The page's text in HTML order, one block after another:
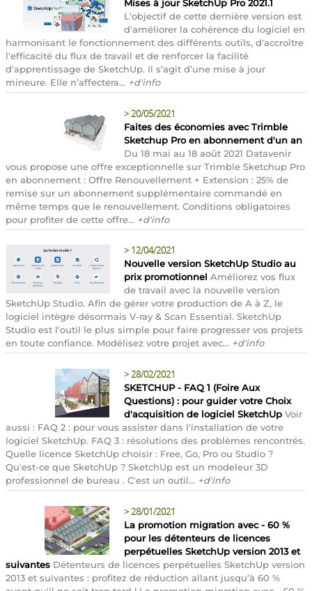
Mises à jour SketchUp Pro 2021.1
L'objectif de cette dernière version est
d'améliorer la cohérence du logiciel en
harmonisant le fonctionnement des différents outils, d'accroître
l'efficacité du flux de travail et de renforcer la facilité
d'apprentissage de SketchUp. Il s’agit d’une mise à jour
mineure. Elle n’affectera... +d'info
>20/05/2021
Faites des économies avec Trimble
Sketchup Pro en abonnement d'un an
Du 18 mai au 18 août 2021 Datavenir
vous propose une offre exceptionnelle sur Trimble Sketchup Pro
en abonnement : Offre Renouvellement + Extension : 25% de
remise sur un abonnement supplémentaire commandé en
même temps que le renouvellement. Conditions obligatoires
pour profiter de cette offre... +d'info
> 12/04/2021
Nouvelle version SketchUp Studio au
prix promotionnel Améliorez vos flux
de travail avec la nouvelle version
SketchUp Studio. Afin de gérer votre production de A à Z, le
logiciel intègre désormais V-ray & Scan Essential. SketchUp
Studio est l'outil le plus simple pour faire progresser vos projets
en toute confiance. Modélisez votre projet avec... +d'info
>28/02/2021
SKETCHUP - FAQ 1 (Foire Aux
Questions) : pour guider votre Choix
d'acquisition de logiciel SketchUp Voir
aussi : FAQ 2 : pour vous assister dans l'installation de votre
logiciel SketchUp. FAQ 3 : résolutions des problèmes rencontrés.
Quelle licence SketchUp choisir : Free, Go, Pro ou Studio ?
Qu'est-ce que SketchUp ? SketchUp est un modeleur 3D
professionnel de bureau . C'est un outil... +d'info
>28/01/2021
La promotion migration avec - 60 %
pour les détenteurs de licences
perpétuelles SketchUp version 2013 et
suivantes Détenteurs de licences perpétuelles SketchUp version
2013 et suivantes : profitez de réduction allant jusqu’à 60 %